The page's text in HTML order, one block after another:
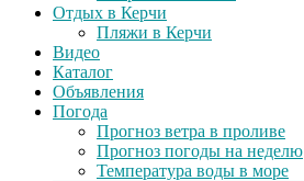
Отдых в Керчи
Пляжи в Керчи
Видео
Каталог
Объявления
Погода
Прогноз ветра в проливе
Прогноз погоды на неделю
Температура воды в море